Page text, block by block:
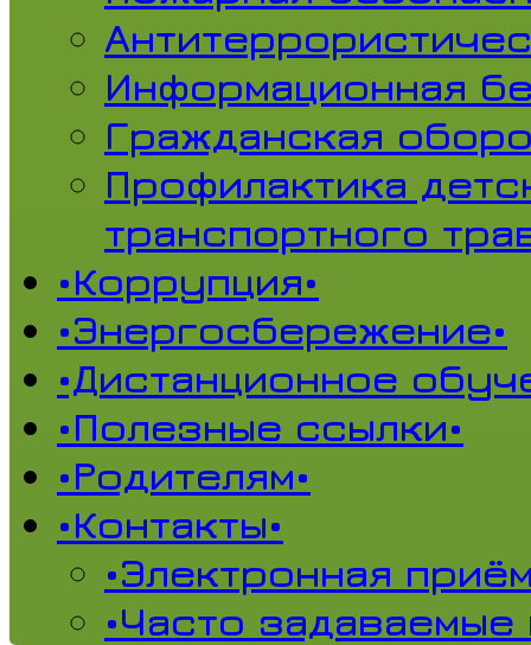
Информационная
Гражданская
Профилактика
транспортного
•Коррупция•
•Энергосбережение•
•Дистанционное
•Полезные ссылки•
•Родителям•
•Контакты•
•Электронная
•Часто